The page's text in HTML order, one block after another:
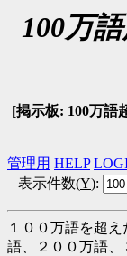
100万
[掲示板: 100万語
管理用 HELP
表示件数(Y):
１００万語を超
語、２００万語